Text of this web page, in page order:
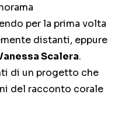
per la prima volta
distanti, eppure
Scalera.
di un progetto che
del racconto corale